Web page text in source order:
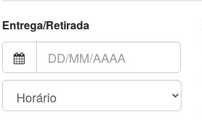
Entrega/Retirada